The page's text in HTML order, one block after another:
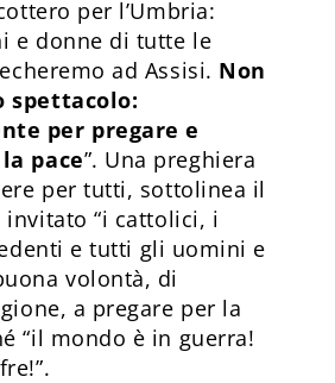
per l’Umbria:
e donne di tutte le
ad Assisi. Non
spettacolo:
per pregare e
pace”. Una preghiera
per tutti, sottolinea il
invitato “i cattolici, i
e tutti gli uomini e
volontà, di
a pregare per la
“il mondo è in guerra!